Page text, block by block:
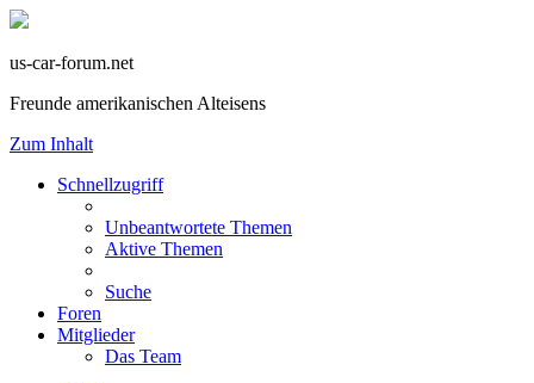
us-car-forum.net
Freunde amerikanischen Alteisens
Zum Inhalt
Schnellzugriff
Unbeantwortete Themen
Aktive Themen
Suche
Foren
Mitglieder
Das Team